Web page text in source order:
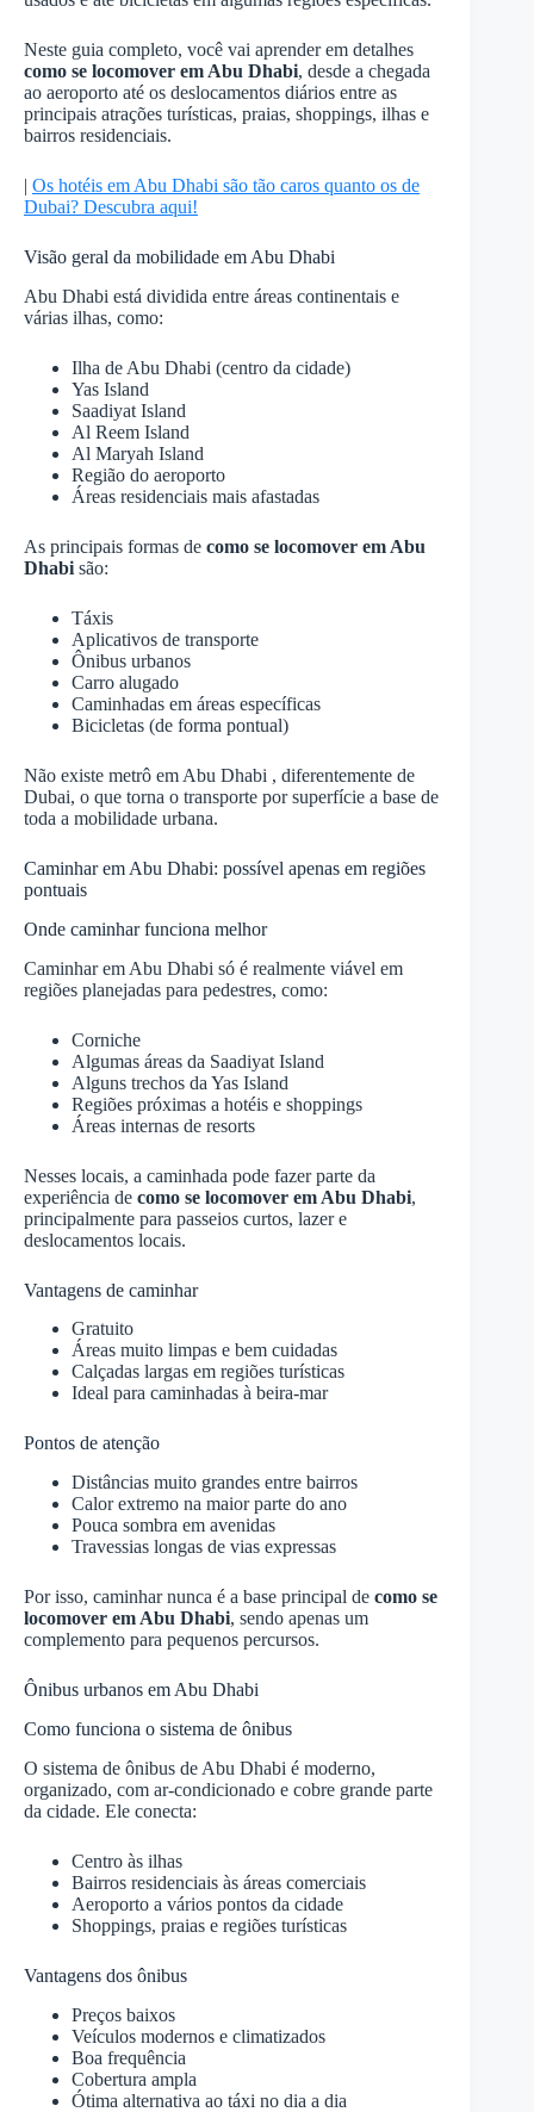
Neste guia completo, você vai aprender em detalhes
como se locomover em Abu Dhabi, desde a chegada
ao aeroporto até os deslocamentos diários entre as
principais atrações turísticas, praias, shoppings, ilhas e
bairros residenciais.
| Os hotéis em Abu Dhabi são tão caros quanto os de
Dubai? Descubra aqui!
Visão geral da mobilidade em Abu Dhabi
Abu Dhabi está dividida entre áreas continentais e
várias ilhas, como:
Ilha de Abu Dhabi (centro da cidade)
Yas Island
Saadiyat Island
Al Reem Island
Al Maryah Island
Região do aeroporto
Áreas residenciais mais afastadas
As principais formas de como se locomover em Abu
Dhabi são:
Táxis
Aplicativos de transporte
Ônibus urbanos
Carro alugado
Caminhadas em áreas específicas
Bicicletas (de forma pontual)
Não existe metrô em Abu Dhabi , diferentemente de
Dubai, o que torna o transporte por superfície a base de
toda a mobilidade urbana.
Caminhar em Abu Dhabi: possível apenas em regiões
pontuais
Onde caminhar funciona melhor
Caminhar em Abu Dhabi só é realmente viável em
regiões planejadas para pedestres, como:
Corniche
Algumas áreas da Saadiyat Island
Alguns trechos da Yas Island
Regiões próximas a hotéis e shoppings
Áreas internas de resorts
Nesses locais, a caminhada pode fazer parte da
experiência de como se locomover em Abu Dhabi,
principalmente para passeios curtos, lazer e
deslocamentos locais.
Vantagens de caminhar
Gratuito
Áreas muito limpas e bem cuidadas
Calçadas largas em regiões turísticas
Ideal para caminhadas à beira-mar
Pontos de atenção
Distâncias muito grandes entre bairros
Calor extremo na maior parte do ano
Pouca sombra em avenidas
Travessias longas de vias expressas
Por isso, caminhar nunca é a base principal de como se
locomover em Abu Dhabi, sendo apenas um
complemento para pequenos percursos.
Ônibus urbanos em Abu Dhabi
Como funciona o sistema de ônibus
O sistema de ônibus de Abu Dhabi é moderno,
organizado, com ar-condicionado e cobre grande parte
da cidade. Ele conecta:
Centro às ilhas
Bairros residenciais às áreas comerciais
Aeroporto a vários pontos da cidade
Shoppings, praias e regiões turísticas
Vantagens dos ônibus
Preços baixos
Veículos modernos e climatizados
Boa frequência
Cobertura ampla
Ótima alternativa ao táxi no dia a dia